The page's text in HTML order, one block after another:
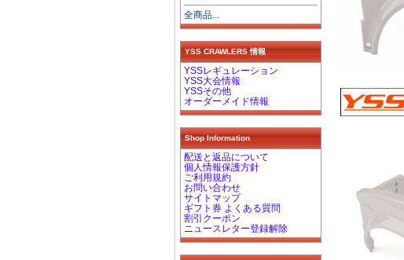
全商品...
YSS CRAWLERS 情報
YSSレギュレーション
YSS大会情報
YSSその他
オーダーメイド情報
Shop Information
配送と返品について
個人情報保護方針
ご利用規約
お問い合わせ
サイトマップ
ギフト券 よくある質問
割引クーポン
ニュースレター登録解除